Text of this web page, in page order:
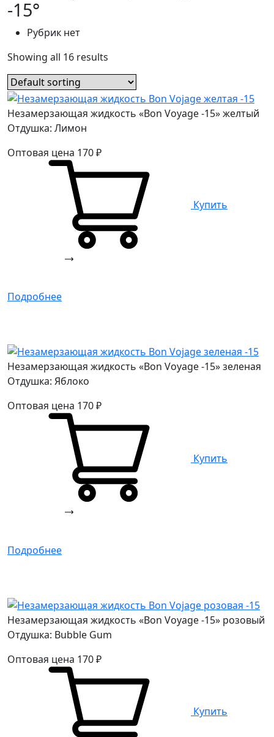
-15°
Рубрик нет
Showing all 16 results
Незамерзающая жидкость «Bon Voyage -15» желтый
Отдушка: Лимон
Оптовая цена 170₽
Купить
Подробнее
Незамерзающая жидкость «Bon Voyage -15» зеленая
Отдушка: Яблоко
Оптовая цена 170₽
Купить
Подробнее
Незамерзающая жидкость «Bon Voyage -15» розовый
Отдушка: Bubble Gum
Оптовая цена 170₽
Купить